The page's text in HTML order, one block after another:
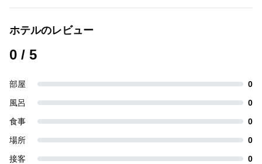
ホテルのレビュー
0 / 5
部屋
0
風呂
0
食事
0
場所
0
接客
0